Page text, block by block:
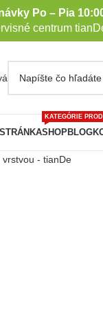
Po – Pia
centrum
SHOP
KATEGÓRIE
BLOG